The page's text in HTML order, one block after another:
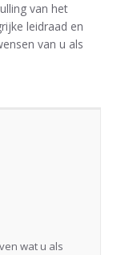
van het
leidraad en
van u als
wat u als